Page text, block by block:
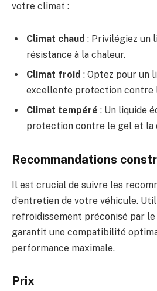
votre climat :
Climat chaud : Privilégiez un
résistance à la chaleur.
Climat froid : Optez pour un
excellente protection contre
Climat tempéré : Un liquide
protection contre le gel et la
Recommandations
Il est crucial de suivre les
d’entretien de votre véhicule.
refroidissement préconisé par
garantit une compatibilité
performance maximale.
Prix